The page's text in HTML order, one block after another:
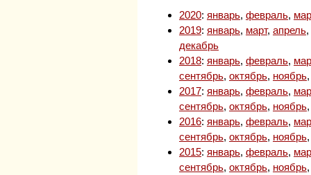
2020: январь, февраль,
2019: январь, март, апрель,
декабрь
2018: январь, февраль,
сентябрь, октябрь, ноябрь
2017: январь, февраль,
сентябрь, октябрь, ноябрь
2016: январь, февраль,
сентябрь, октябрь, ноябрь
2015: январь, февраль,
сентябрь, октябрь, ноябрь